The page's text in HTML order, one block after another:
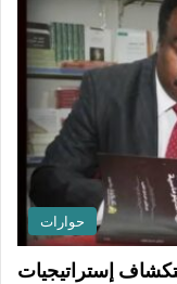
حوارات
إستراتيجيات